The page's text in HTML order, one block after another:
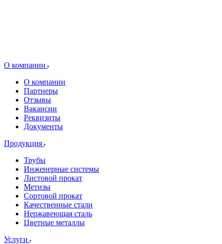
О компании
О компании
Партнеры
Отзывы
Вакансии
Реквизиты
Документы
Продукция
Трубы
Инженерные системы
Листовой прокат
Метизы
Сортовой прокат
Качественные стали
Нержавеющая сталь
Цветные металлы
Услуги